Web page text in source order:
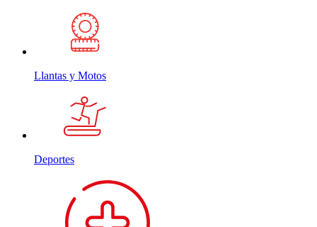
Llantas y Motos
Deportes